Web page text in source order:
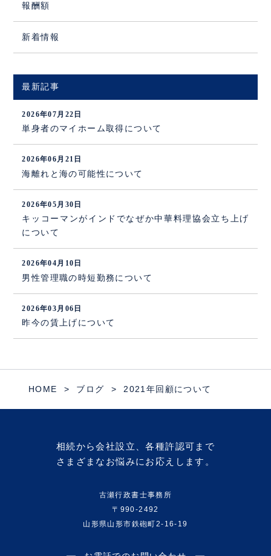
報酬額
新着情報
最新記事
2026年07月22日
単身者のマイホーム取得について
2026年06月21日
海離れと海の可能性について
2026年05月30日
キッコーマンがインドでなぜか中華料理協会立ち上げ
について
2026年04月10日
男性管理職の時短勤務について
2026年03月06日
昨今の賃上げについて
HOME ブログ 2021年回顧について
相続から会社設立、各種許認可まで
さまざまなお悩みにお応えします。
古瀬行政書士事務所
〒990-2492
山形県山形市鉄砲町2-16-19